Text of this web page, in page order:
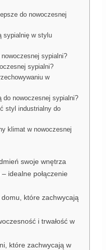
do nowoczesnej
sypialnię w stylu
sypialni?
sypialni?
w
do nowoczesnej sypialni?
styl industrialny do
klimat w nowoczesnej
swoje wnętrza
idealne połączenie
które zachwycają
i trwałość w
które zachwycają w